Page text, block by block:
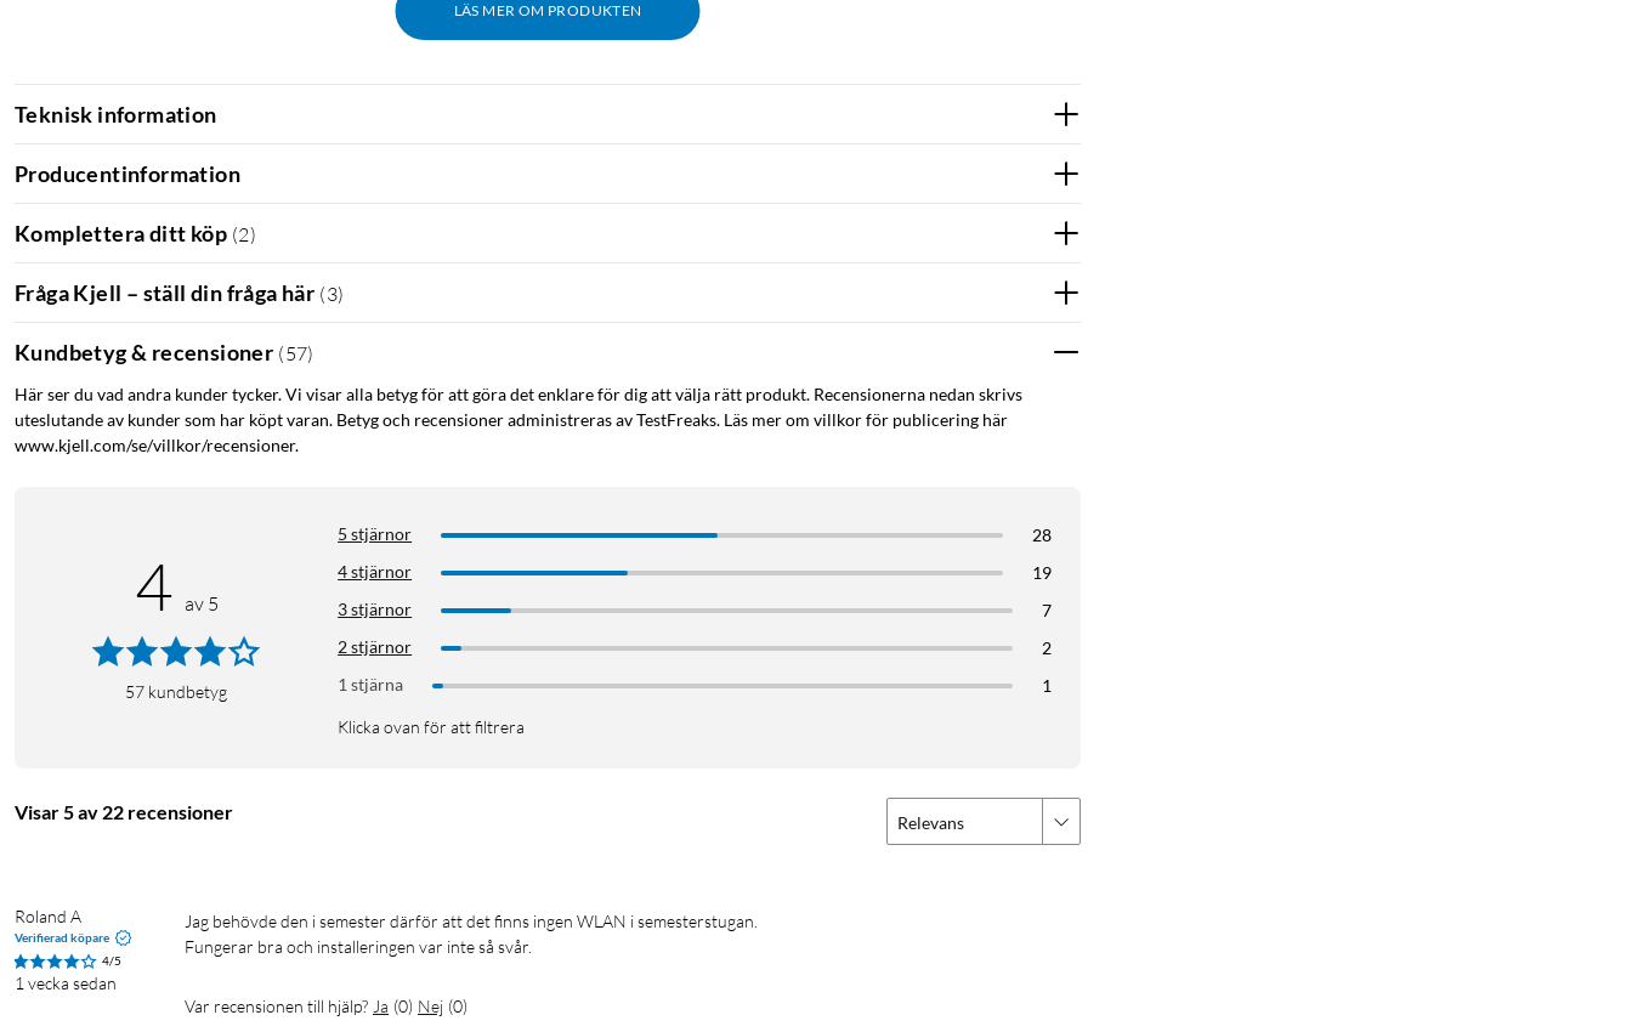
LÄS MER OM PRODUKTEN
Teknisk information
Producentinformation
Komplettera ditt köp (2)
Fråga Kjell – ställ din fråga här (3)
Kundbetyg & recensioner (57)
Här ser du vad andra kunder tycker. Vi visar alla betyg för att göra det enklare för dig att välja rätt produkt. Recensionerna nedan skrivs
uteslutande av kunder som har köpt varan. Betyg och recensioner administreras av TestFreaks. Läs mer om villkor för publicering här
www.kjell.com/se/villkor/recensioner.
4 av 5
57 kundbetyg
5 stjärnor
28
4 stjärnor
19
3 stjärnor
7
2 stjärnor
2
1 stjärna
1
Klicka ovan för att filtrera
Visar 5 av 22 recensioner Relevans
Roland A
Verifierad köpare
4/5
1 vecka sedan
Jag behövde den i semester därför att det finns ingen WLAN i semesterstugan.
Fungerar bra och installeringen var inte så svår.
Var recensionen till hjälp? Ja (0) Nej (0)